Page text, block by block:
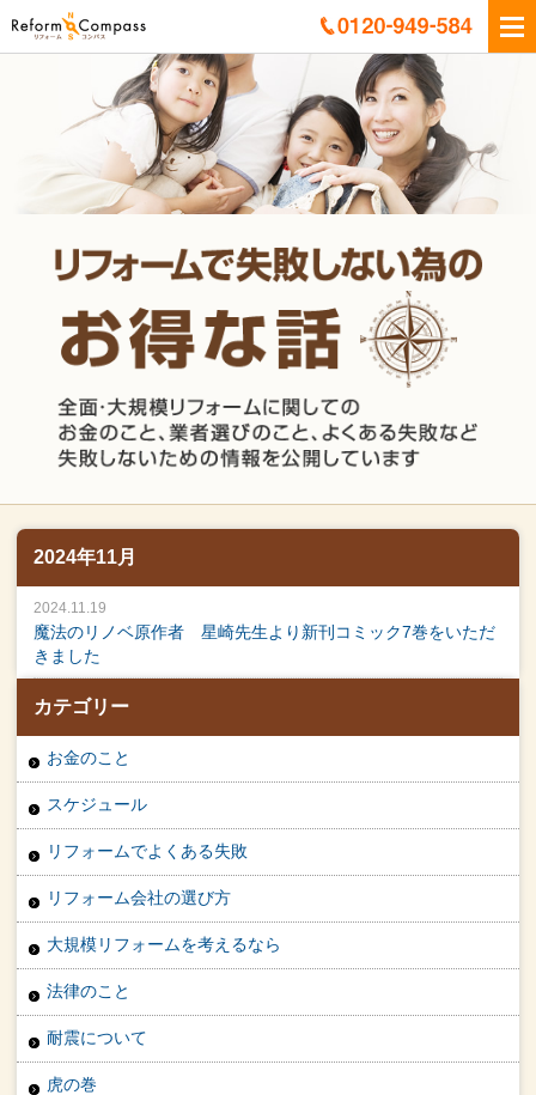
2024年11月
2024.11.19
魔法のリノベ原作者 星崎先生より新刊コミック7巻をいただ
きました
カテゴリー
お金のこと
スケジュール
リフォームでよくある失敗
リフォーム会社の選び方
大規模リフォームを考えるなら
法律のこと
耐震について
虎の巻